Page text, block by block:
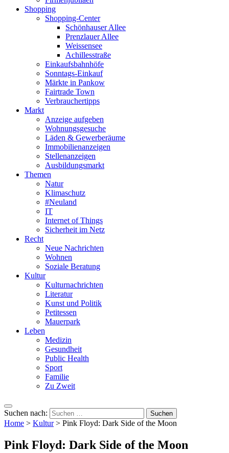
Shopping
Shopping-Center
Schönhauser Allee
Prenzlauer Allee
Weissensee
Achillesstraße
Einkaufsbahnhöfe
Sonntags-Einkauf
Märkte in Pankow
Fairtrade Town
Verbrauchertipps
Markt
Anzeige aufgeben
Wohnungsgesuche
Läden & Gewerberäume
Immobilienanzeigen
Stellenanzeigen
Ausbildungsmarkt
Themen
Natur
Klimaschutz
#Neuland
IT
Internet of Things
Sicherheit im Netz
Recht
Neue Nachrichten
Wohnen
Soziale Beratung
Kultur
Kulturnachrichten
Literatur
Kunst und Politik
Petitessen
Mauerpark
Leben
Medizin
Gesundheit
Public Health
Sport
Familie
Zu Zweit
Suchen nach:
Home > Kultur> Pink Floyd: Dark Side of the Moon
Pink Floyd: Dark Side of the Moon